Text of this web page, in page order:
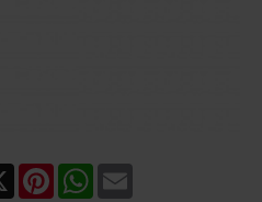
PinterestWhatsApp